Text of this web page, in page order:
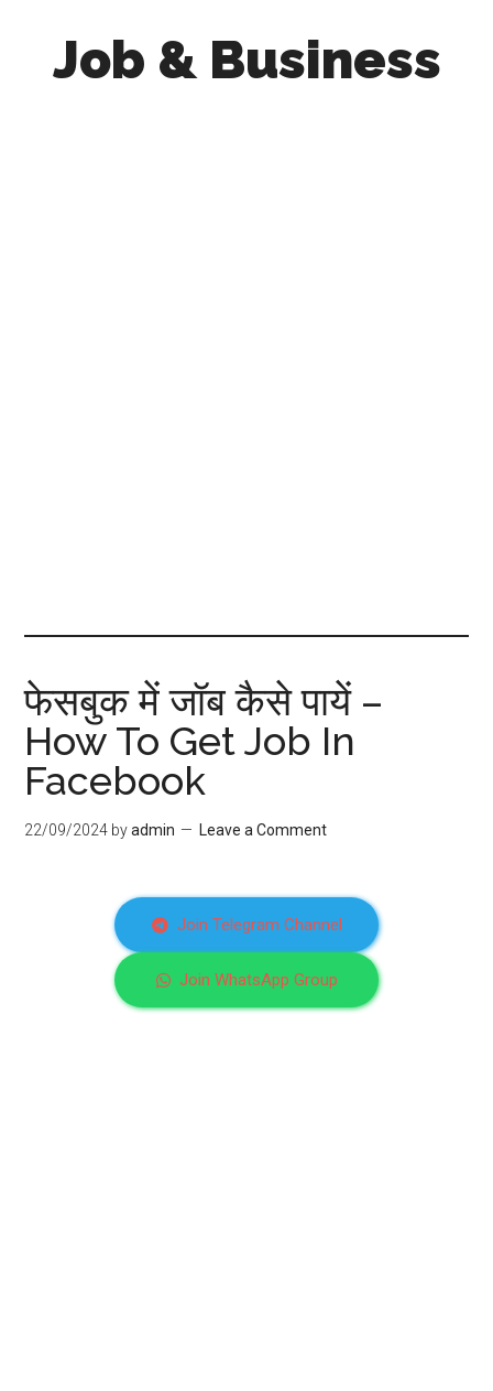
Job & Business
फेसबुक में जॉब कैसे पायें –
How To Get Job In
Facebook
22/09/2024 byadmin Leave a Comment
Join Telegram Channel
Join WhatsApp Group